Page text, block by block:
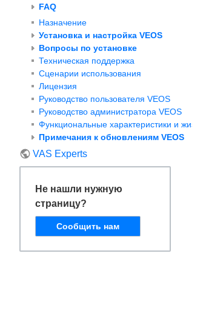
FAQ
Назначение
Установка и настройка VEOS
Вопросы по установке
Техническая поддержка
Сценарии использования
Лицензия
Руководство пользователя VEOS
Руководство администратора VEOS
Функциональные характеристики и
Примечания к обновлениям VEOS
VAS Experts
Не нашли нужную
страницу?
Сообщить нам